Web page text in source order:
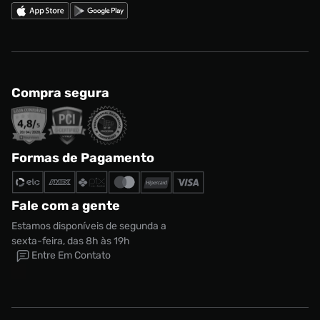
Compra segura
Formas de Pagamento
Fale com a gente
Estamos disponíveis de segunda a
sexta-feira, das 8h às 19h
Entre Em Contato